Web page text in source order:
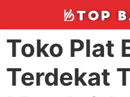
Toko Plat
Terdekat